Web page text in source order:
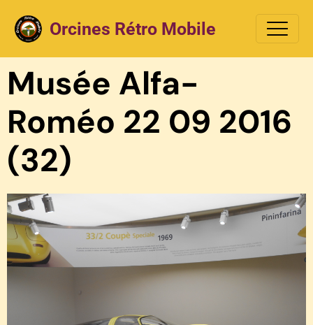
Orcines Rétro Mobile
Musée Alfa-
Roméo 22 09 2016
(32)